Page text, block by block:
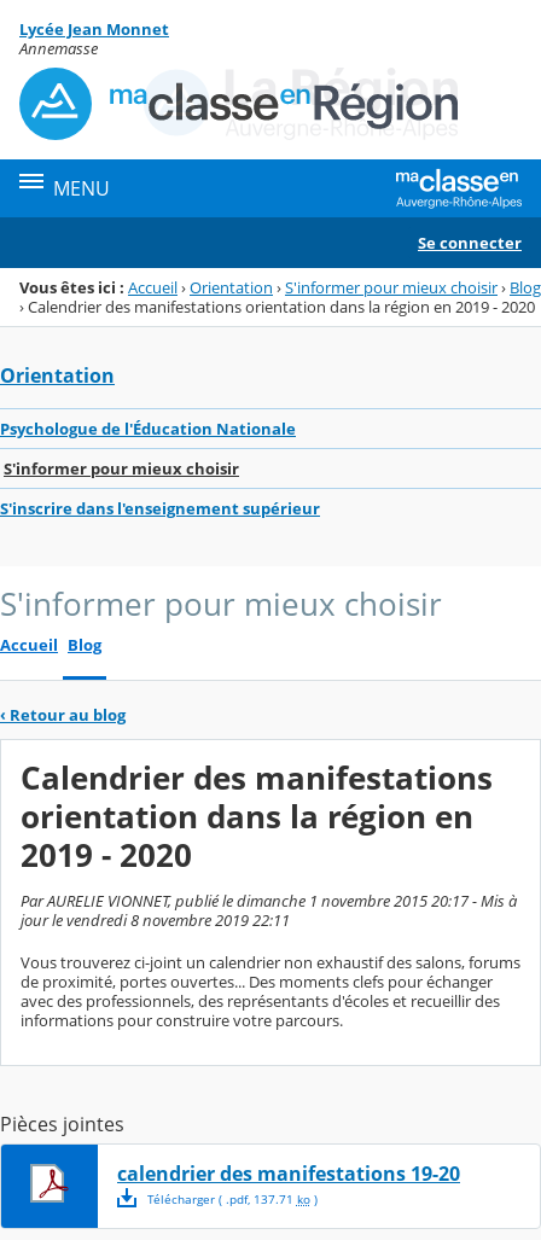
Menu de la rubrique
Contenu
Lycée Jean Monnet
Annemasse
MENU
Se connecter
Vous êtes ici : Accueil›Orientation ›S'informer pour mieux choisir› Blog
›Calendrier des manifestations orientation dans la région en 2019 - 2020
Orientation
Psychologue de l'Éducation Nationale
S'informer pour mieux choisir
S'inscrire dans l'enseignement supérieur
S'informer pour mieux choisir
Accueil Blog
‹ Retour au blog
Calendrier des manifestations
orientation dans la région en
2019 - 2020
Par AURELIE VIONNET, publié le dimanche 1 novembre 2015 20:17 - Mis à
jour le vendredi 8 novembre 2019 22:11
Vous trouverez ci-joint un calendrier non exhaustif des salons, forums
de proximité, portes ouvertes... Des moments clefs pour échanger
avec des professionnels, des représentants d'écoles et recueillir des
informations pour construire votre parcours.
Pièces jointes
calendrier des manifestations 19-20
Télécharger( .pdf, 137.71 ko)